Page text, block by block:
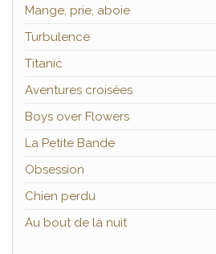
Mange, prie, aboie
Turbulence
Titanic
Aventures croisées
Boys over Flowers
La Petite Bande
Obsession
Chien perdu
Au bout de la nuit